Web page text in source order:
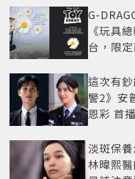
G-
《玩具
台，限
這次有
警2》安
恩彩 首
淡斑保
林暐熙